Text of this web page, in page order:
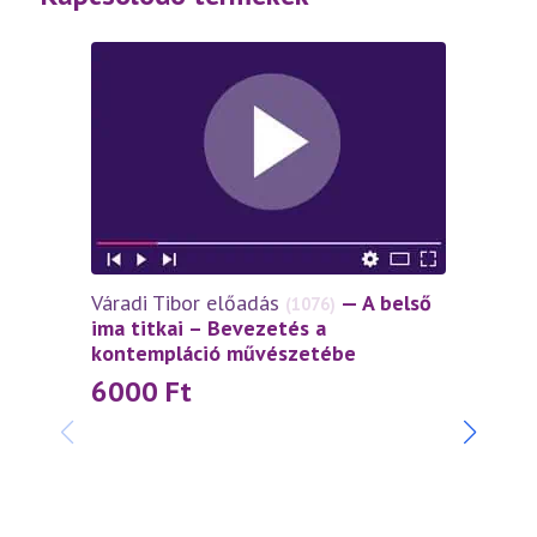
Váradi Tibor előadás (1076) — A belső
ima titkai – Bevezetés a
kontempláció művészetébe
6000 Ft